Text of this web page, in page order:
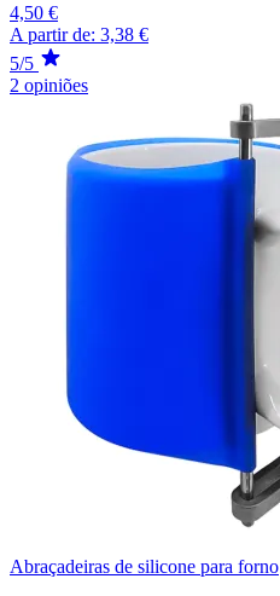
4,50 €
A partir de: 3,38 €
5/5
2 opiniões
Abraçadeiras de silicone para forno